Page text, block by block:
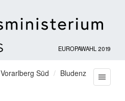
EUROPAWAHL 2019
Vorarlberg Süd
Bludenz